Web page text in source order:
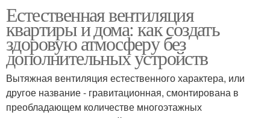
Естественная вентиляция
квартиры и дома: как создать
здоровую атмосферу без
дополнительных устройств
Вытяжная вентиляция естественного характера, или
другое название - гравитационная, смонтирована в
преобладающем количестве многоэтажных